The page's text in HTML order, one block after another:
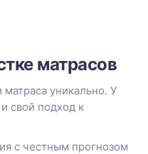
матрасов
уникально. У
свой подход к
с честным прогнозом